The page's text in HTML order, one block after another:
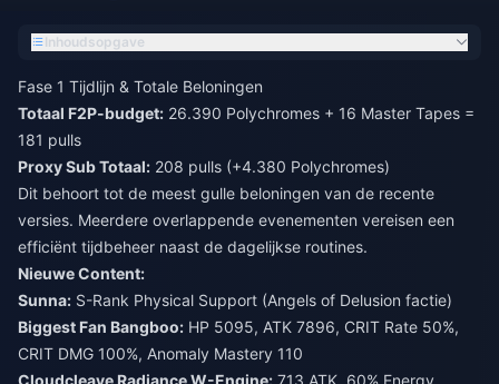
Inhoudsopgave
Fase 1 Tijdlijn & Totale Beloningen
Totaal F2P-budget: 26.390 Polychromes + 16 Master Tapes =
181 pulls
Proxy Sub Totaal: 208 pulls (+4.380 Polychromes)
Dit behoort tot de meest gulle beloningen van de recente
versies. Meerdere overlappende evenementen vereisen een
efficiënt tijdbeheer naast de dagelijkse routines.
Nieuwe Content:
Sunna: S-Rank Physical Support (Angels of Delusion factie)
Biggest Fan Bangboo: HP 5095, ATK 7896, CRIT Rate 50%,
CRIT DMG 100%, Anomaly Mastery 110
Cloudcleave Radiance W-Engine: 713 ATK, 60% Energy